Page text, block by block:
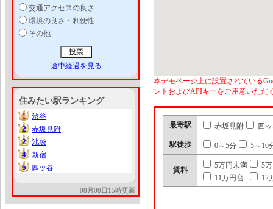
交通アクセスの良さ
環境の良さ・利便性
その他
途中経過を見る
住みたい駅ランキング
1
1
渋谷
2
2
赤坂見附
2
2
池袋
4
4
新宿
5
5 四ッ谷
08月08日15時更新
本デモページ上に設置されている
ントおよびAPIキーをご用意いただ
最寄駅 赤坂見附 四
駅徒歩 0～5分 5～10
賃料
5万円未満
5
11万円台
12